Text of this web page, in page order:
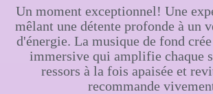
Un moment exceptionnel! Une
mêlant une détente profonde à un
d'énergie. La musique de fond
immersive qui amplifie chaque
ressors à la fois apaisée et
recommande